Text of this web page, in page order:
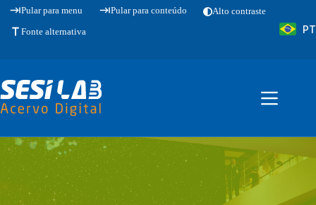
PularPular para menu Pular para conteúdo
Alto contraste
Fonte alternativa
PT